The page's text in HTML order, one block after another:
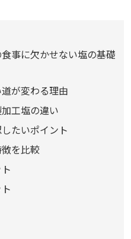
事に欠かせない塩の基礎
が変わる理由
工塩の違い
たいポイント
を比較